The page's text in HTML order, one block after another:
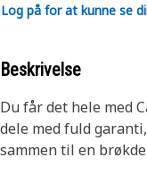
Log på for at kunne se
Beskrivelse
Du får det hele med
dele med fuld
sammen til en